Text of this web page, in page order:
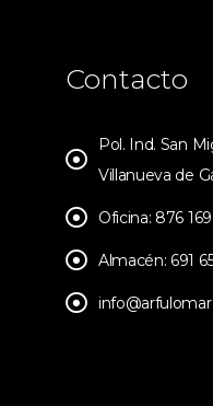
Contacto
Pol. Ind. San
Villanueva de
Oficina: 876
Almacén: 691